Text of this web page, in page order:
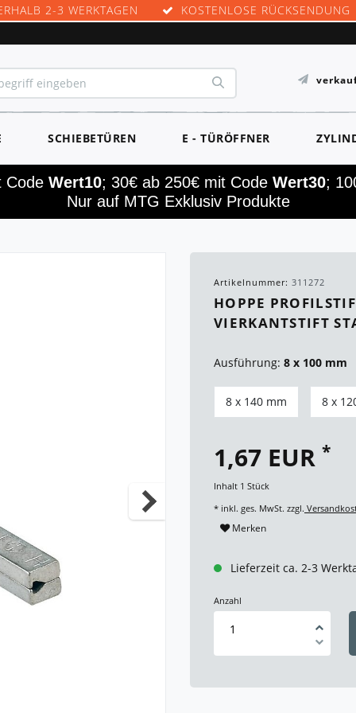
2-3 WERKTAGEN KOSTENLOSE RÜCKSENDUNG
SCHIEBETÜREN E - TÜRÖFFNER
Code Wert10; 30€ ab 250€ mit Code Wert30;
Nur auf MTG Exklusiv Produkte
Artikelnummer: 311272
HOPPE
VIERKANTSTIFT
Ausführung: 8 x 100 mm
8 x 140 mm 8 x
1,67 EUR *
Inhalt 1 Stück
* inkl. ges. MwSt. zzgl.
Merken
Lieferzeit ca. 2-3
Anzahl